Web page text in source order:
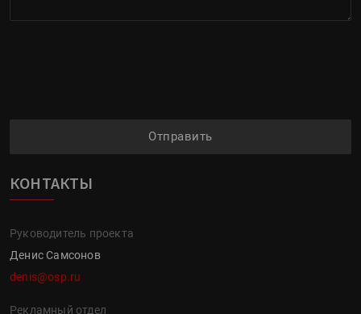
Отправить
КОНТАКТЫ
Руководитель проекта
Денис Самсонов
denis@osp.ru
Рекламный отдел